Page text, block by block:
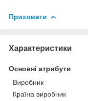
Приховати
Характеристики
Основні атрибути
Виробник
Країна виробник